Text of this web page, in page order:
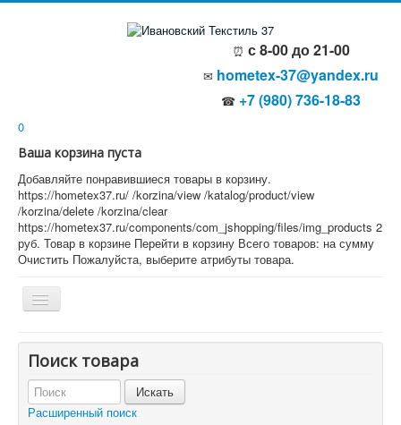
⏰ с 8-00 до 21-00
✉ hometex-37@yandex.ru
☎ +7 (980) 736-18-83
0
Ваша корзина пуста
Добавляйте понравившиеся товары в корзину.
https://hometex37.ru/ /korzina/view /katalog/product/view
/korzina/delete /korzina/clear
https://hometex37.ru/components/com_jshopping/files/img_products 2
руб. Товар в корзине Перейти в корзину Всего товаров: на сумму
Очистить Пожалуйста, выберите атрибуты товара.
О компании
Политика безопасности
Пользовательское соглашение
Каталог товаров
Поиск товара
Расширенный поиск